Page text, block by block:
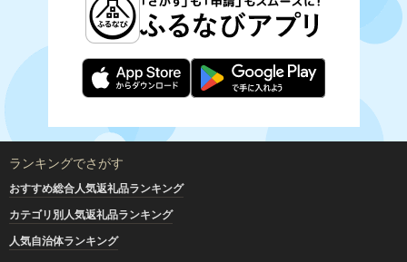
ランキングでさがす
おすすめ総合人気返礼品ランキング
カテゴリ別人気返礼品ランキング
人気自治体ランキング